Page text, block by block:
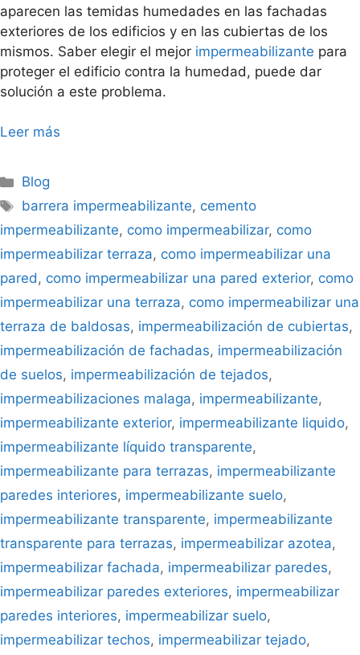
aparecen las temidas humedades en las fachadas
exteriores de los edificios y en las cubiertas de los
mismos. Saber elegir el mejor impermeabilizante para
proteger el edificio contra la humedad, puede dar
solución a este problema.
Leer más
Blog
barrera impermeabilizante, cemento
impermeabilizante, como impermeabilizar, como
impermeabilizar terraza, como impermeabilizar una
pared, como impermeabilizar una pared exterior, como
impermeabilizar una terraza, como impermeabilizar una
terraza de baldosas, impermeabilización de cubiertas,
impermeabilización de fachadas, impermeabilización
de suelos, impermeabilización de tejados,
impermeabilizaciones malaga, impermeabilizante,
impermeabilizante exterior, impermeabilizante liquido,
impermeabilizante líquido transparente,
impermeabilizante para terrazas, impermeabilizante
paredes interiores, impermeabilizante suelo,
impermeabilizante transparente, impermeabilizante
transparente para terrazas, impermeabilizar azotea,
impermeabilizar fachada, impermeabilizar paredes,
impermeabilizar paredes exteriores, impermeabilizar
paredes interiores, impermeabilizar suelo,
impermeabilizar techos, impermeabilizar tejado,